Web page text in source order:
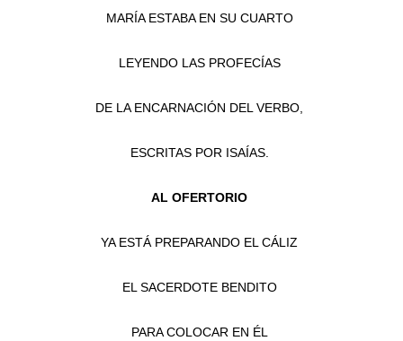
MARÍA ESTABA EN SU CUARTO
LEYENDO LAS PROFECÍAS
DE LA ENCARNACIÓN DEL VERBO,
ESCRITAS POR ISAÍAS.
AL OFERTORIO
YA ESTÁ PREPARANDO EL CÁLIZ
EL SACERDOTE BENDITO
PARA COLOCAR EN ÉL